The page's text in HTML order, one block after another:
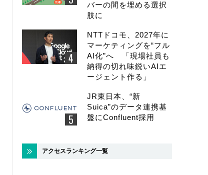
バーの間を埋める選択
肢に
NTTドコモ、2027年に
マーケティングを“フル
AI化”へ 「現場社員も
納得の切れ味鋭いAIエ
ージェント作る」
JR東日本、“新
Suica”のデータ連携基
盤にConfluent採用
アクセスランキング一覧